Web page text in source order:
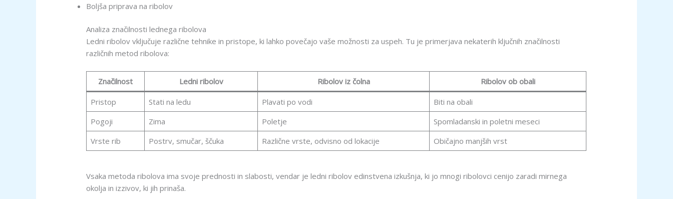
Boljša priprava na ribolov
Analiza značilnosti lednega ribolova
Ledni ribolov vključuje različne tehnike in pristope, ki lahko povečajo vaše možnosti za uspeh. Tu je primerjava nekaterih ključnih značilnosti
različnih metod ribolova:
Značilnost Ledni ribolov Ribolov iz čolna Ribolov ob obali
Pristop Stati na ledu Plavati po vodi
Biti na obali
Pogoji
Zima Poletje
Spomladanski in poletni meseci
Vrste rib
Postrv, smučar, ščuka Različne vrste, odvisno od lokacije Običajno manjših vrst
Vsaka metoda ribolova ima svoje prednosti in slabosti, vendar je ledni ribolov edinstvena izkušnja, ki jo mnogi ribolovci cenijo zaradi mirnega
okolja in izzivov, ki jih prinaša.